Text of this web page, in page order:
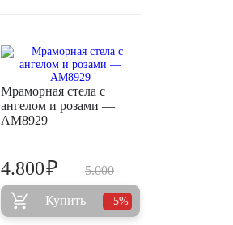
Мраморная стела с
ангелом и розами —
AM8929
5.000
4.800₽
Купить 5%